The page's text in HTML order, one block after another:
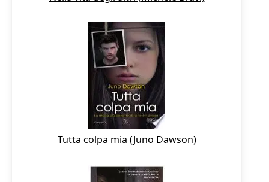
Tutta colpa mia (Juno Dawson)